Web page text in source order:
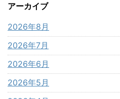
アーカイブ
2026年8月
2026年7月
2026年6月
2026年5月